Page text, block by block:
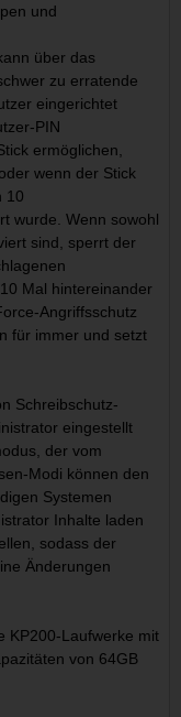
und
über das
zu erratende
eingerichtet
PIN
ermöglichen,
wenn der Stick
10
wurde. Wenn sowohl
sind, sperrt der
Mal hintereinander
Angriffsschutz
für immer und setzt
Schreibschutz-
eingestellt
der vom
Modi können den
Systemen
Inhalte laden
sodass der
Änderungen
KP200-Laufwerke mit
von 64GB